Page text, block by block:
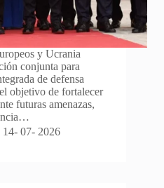
y Ucrania
conjunta para
de defensa
objetivo de fortalecer
futuras amenazas,
14- 07- 2026